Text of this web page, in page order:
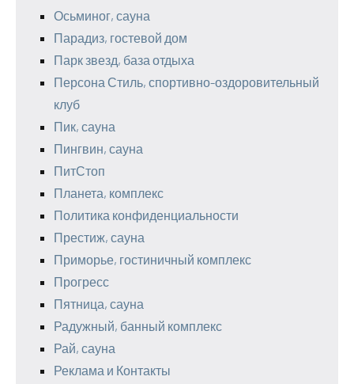
Осьминог, сауна
Парадиз, гостевой дом
Парк звезд, база отдыха
Персона Стиль, спортивно-оздоровительный
клуб
Пик, сауна
Пингвин, сауна
ПитСтоп
Планета, комплекс
Политика конфиденциальности
Престиж, сауна
Приморье, гостиничный комплекс
Прогресс
Пятница, сауна
Радужный, банный комплекс
Рай, сауна
Реклама и Контакты